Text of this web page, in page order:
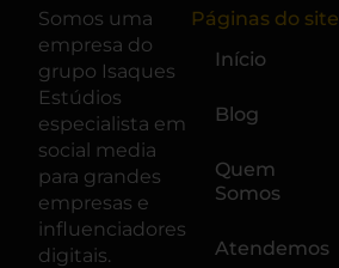
Somos uma
empresa do
grupo Isaques
Estúdios
especialista em
social media
para grandes
empresas e
influenciadores
digitais.
Páginas do site
Início
Blog
Quem
Somos
Atendemos